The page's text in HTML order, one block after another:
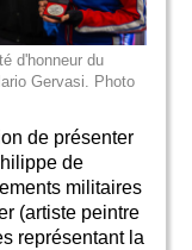
d'honneur du
Gervasi. Photo
de présenter
de
militaires
(artiste peintre
représentant la